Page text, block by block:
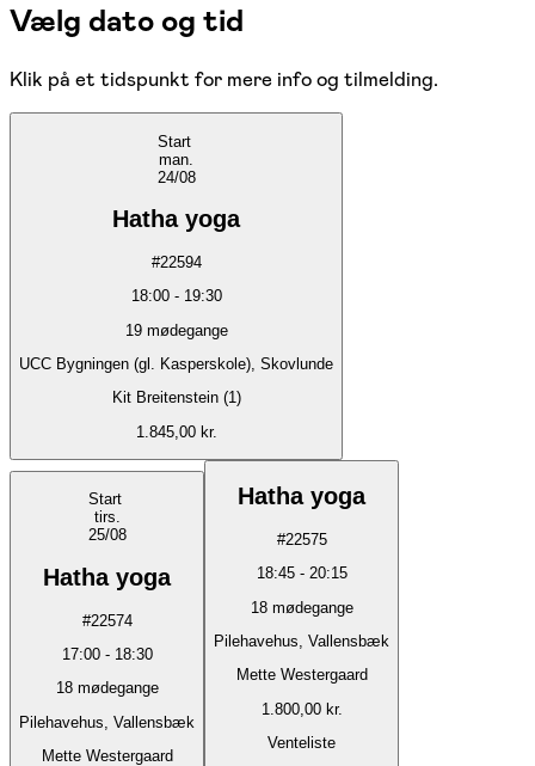
Vælg dato og tid
Klik på et tidspunkt for mere info og tilmelding.
Start
man.
24/08
Hatha yoga
#22594
18:00- 19:30
19 mødegange
UCC Bygningen (gl. Kasperskole), Skovlunde
Kit Breitenstein (1)
1.845,00 kr.
Start
tirs.
25/08
Hatha yoga
#22574
17:00- 18:30
18 mødegange
Pilehavehus, Vallensbæk
Mette Westergaard
Hatha yoga
#22575
18:45- 20:15
18 mødegange
Pilehavehus, Vallensbæk
Mette Westergaard
1.800,00 kr.
Venteliste